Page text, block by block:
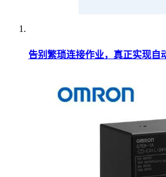
告别繁琐连接作业，真正实现自